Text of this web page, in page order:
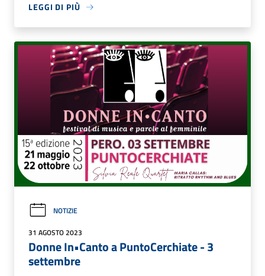
LEGGI DI PIÙ
NOTIZIE
31 AGOSTO 2023
Donne In•Canto a PuntoCerchiate - 3
settembre